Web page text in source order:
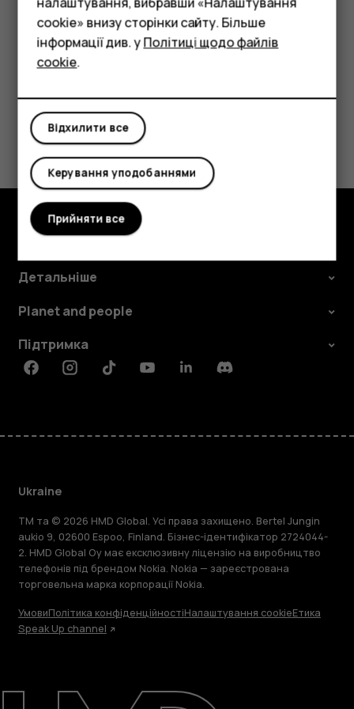
Фічерфони
Аксесуари
Планшети
фотографію та торкніться значка
.
Це було для вас корисним?
Так Ні
Детальніше
Planet and people
Підтримка
FacebookInstagramTiktokYoutubeLinkedinDiscord
Ukraine
TM та © 2026 HMD Global. Усі права захищено. Bertel Jungin
aukio 9, 02600 Espoo, Finland. Бізнес-ідентифікатор 2724044-
2. HMD Global Oy має ексклюзивну ліцензію на виробництво
телефонів під брендом Nokia. Nokia — зареєстрована
торговельна марка корпорації Nokia.
УмовиПолітика конфіденційностіНалаштування cookieЕтика
Speak Up channel
cookie» внизу сторінки сайту. Більше
інформації див. уПолітиці щодо файлів
cookie.
Відхилити все
Керування уподобаннями
Прийняти все